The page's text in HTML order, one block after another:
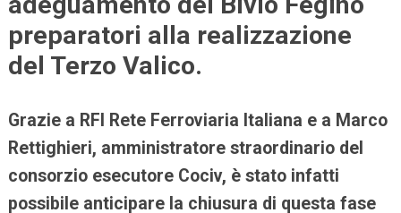
preparatori alla realizzazione
del Terzo Valico.
Grazie a RFI Rete Ferroviaria Italiana e a Marco
Rettighieri, amministratore straordinario del
consorzio esecutore Cociv, è stato infatti
possibile anticipare la chiusura di questa fase